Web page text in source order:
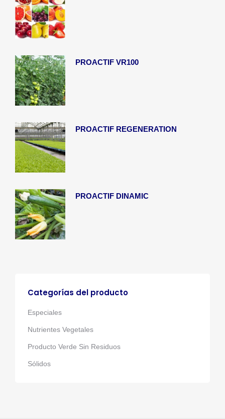
PROACTIF VR100
PROACTIF REGENERATION
PROACTIF DINAMIC
Categorías del producto
Especiales
Nutrientes Vegetales
Producto Verde Sin Residuos
Sólidos